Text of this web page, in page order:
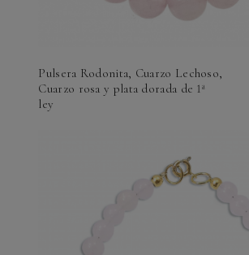
Pulsera Rodonita, Cuarzo Lechoso,
Cuarzo rosa y plata dorada de 1ª
ley